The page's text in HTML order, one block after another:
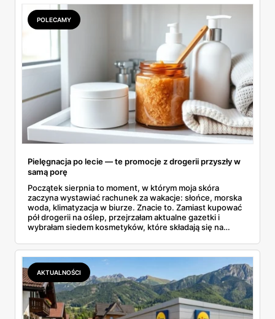
POLECAMY
Pielęgnacja po lecie — te promocje z drogerii przyszły w
samą porę
Początek sierpnia to moment, w którym moja skóra
zaczyna wystawiać rachunek za wakacje: słońce, morska
woda, klimatyzacja w biurze. Znacie to. Zamiast kupować
pół drogerii na oślep, przejrzałam aktualne gazetki i
wybrałam siedem kosmetyków, które składają się na
dermokosmetyki Vichy. Wszystkie ceny sprawdziłam w
ofertach, terminy też.
AKTUALNOŚCI